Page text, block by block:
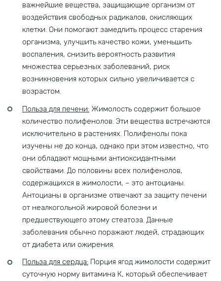
важнейшие вещества, защищающие организм от
воздействия свободных радикалов, окисляющих
клетки. Они помогают замедлить процесс старения
организма, улучшить качество кожи, уменьшить
воспаления, снизить вероятность развития
множества серьезных заболеваний, риск
возникновения которых сильно увеличивается с
возрастом.
Польза для печени: Жимолость содержит большое
количество полифенолов. Эти вещества встречаются
исключительно в растениях. Полифенолы пока
изучены не до конца, однако при этом известно, что
они обладают мощными антиоксидантными
свойствами. До половины всех полифенолов,
содержащихся в жимолости, – это антоцианы.
Антоцианы в организме отвечают за защиту печени
от неалкогольной жировой болезни и
предшествующего этому стеатоза. Данные
заболевания обычно поражают людей, страдающих
от диабета или ожирения.
Польза для сердца: Порция ягод жимолости содержит
суточную норму витамина К, который обеспечивает